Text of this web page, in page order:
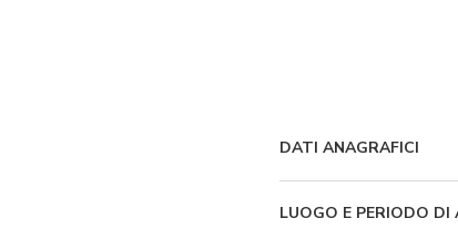
DATI ANAGRAFICI
LUOGO E PERIODO